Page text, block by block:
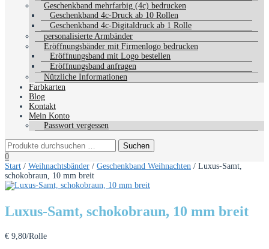
Geschenkband mehrfarbig (4c) bedrucken
Geschenkband 4c-Druck ab 10 Rollen
Geschenkband 4c-Digitaldruck ab 1 Rolle
personalisierte Armbänder
Eröffnungsbänder mit Firmenlogo bedrucken
Eröffnungsband mit Logo bestellen
Eröffnungsband anfragen
Nützliche Informationen
Farbkarten
Blog
Kontakt
Mein Konto
Passwort vergessen
0
Start / Weihnachtsbänder / Geschenkband Weihnachten / Luxus-Samt,
schokobraun, 10 mm breit
Luxus-Samt, schokobraun, 10 mm breit
€ 9,80/Rolle